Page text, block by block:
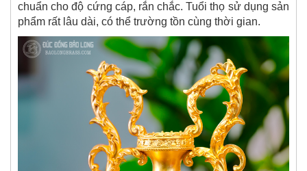
chuẩn cho độ cứng cáp, rắn chắc. Tuổi thọ sử dụng sản
phẩm rất lâu dài, có thể trường tồn cùng thời gian.